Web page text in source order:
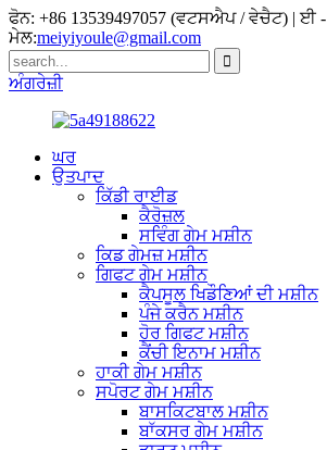
ਫੋਨ: +86 13539497057 (ਵਟਸਐਪ / ਵੇਚੈਟ) | ਈ -
ਮੇਲ:meiyiyoule@gmail.com
ਅੰਗਰੇਜ਼ੀ
ਘਰ
ਉਤਪਾਦ
ਕਿੱਡੀ ਰਾਈਡ
ਕੈਰੋਜ਼ਲ
ਸਵਿੰਗ ਗੇਮ ਮਸ਼ੀਨ
ਕਿਡ ਗੇਮਜ਼ ਮਸ਼ੀਨ
ਗਿਫਟ ​​ਗੇਮ ਮਸ਼ੀਨ
ਕੈਪਸੂਲ ਖਿਡੌਣਿਆਂ ਦੀ ਮਸ਼ੀਨ
ਪੰਜੇ ਕਰੈਨ ਮਸ਼ੀਨ
ਹੋਰ ਗਿਫਟ ਮਸ਼ੀਨ
ਕੈਂਚੀ ਇਨਾਮ ਮਸ਼ੀਨ
ਹਾਕੀ ਗੇਮ ਮਸ਼ੀਨ
ਸਪੋਰਟ ਗੇਮ ਮਸ਼ੀਨ
ਬਾਸਕਿਟਬਾਲ ਮਸ਼ੀਨ
ਬਾੱਕਸਰ ਗੇਮ ਮਸ਼ੀਨ